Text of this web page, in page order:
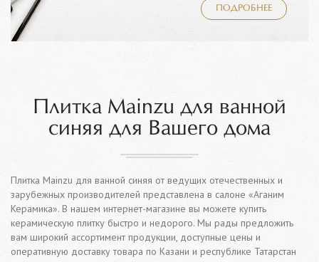
ПОДРОБНЕЕ
Плитка Mainzu для ванной
синяя для Вашего дома
Плитка Mainzu для ванной синяя от ведущих отечественных и
зарубежных производителей представлена в салоне «Аганим
Керамика». В нашем интернет-магазине вы можете купить
керамическую плитку быстро и недорого. Мы рады предложить
вам широкий ассортимент продукции, доступные цены и
оперативную доставку товара по Казани и республике Татарстан